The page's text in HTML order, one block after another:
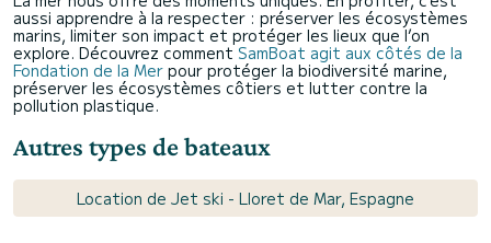
aussi apprendre à la respecter : préserver les écosystèmes
marins, limiter son impact et protéger les lieux que l’on
explore. Découvrez comment SamBoat agit aux côtés de la
Fondation de la Mer pour protéger la biodiversité marine,
préserver les écosystèmes côtiers et lutter contre la
pollution plastique.
Autres types de bateaux
Location de Jet ski - Lloret de Mar, Espagne